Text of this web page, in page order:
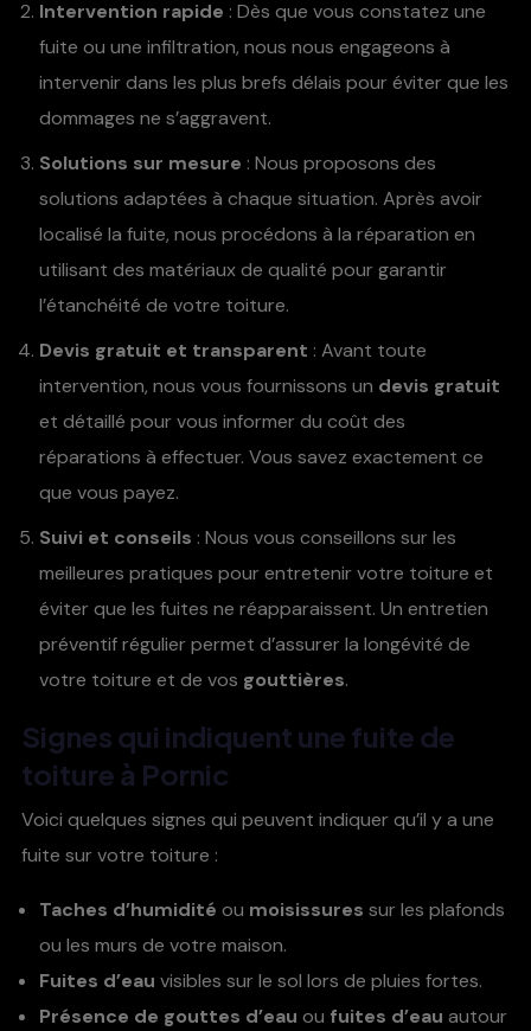
Intervention rapide : Dès que vous constatez une
fuite ou une infiltration, nous nous engageons à
intervenir dans les plus brefs délais pour éviter que les
dommages ne s’aggravent.
Solutions sur mesure : Nous proposons des
solutions adaptées à chaque situation. Après avoir
localisé la fuite, nous procédons à la réparation en
utilisant des matériaux de qualité pour garantir
l’étanchéité de votre toiture.
Devis gratuit et transparent : Avant toute
intervention, nous vous fournissons un devis gratuit
et détaillé pour vous informer du coût des
réparations à effectuer. Vous savez exactement ce
que vous payez.
Suivi et conseils : Nous vous conseillons sur les
meilleures pratiques pour entretenir votre toiture et
éviter que les fuites ne réapparaissent. Un entretien
préventif régulier permet d’assurer la longévité de
votre toiture et de vos gouttières.
Signes qui indiquent une fuite de
toiture à Pornic
Voici quelques signes qui peuvent indiquer qu’il y a une
fuite sur votre toiture :
Taches d’humidité ou moisissures sur les plafonds
ou les murs de votre maison.
Fuites d’eau visibles sur le sol lors de pluies fortes.
Présence de gouttes d’eau ou fuites d’eau autour